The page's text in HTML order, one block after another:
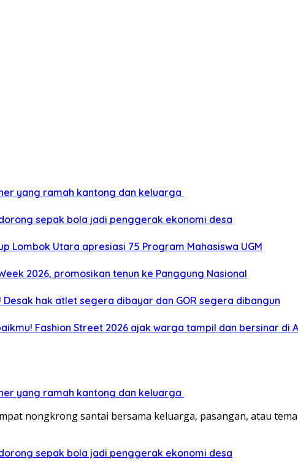
yang ramah kantong dan keluarga
sepak bola jadi penggerak ekonomi desa
Lombok Utara apresiasi 75 Program Mahasiswa UGM
2026, promosikan tenun ke Panggung Nasional
Desak hak atlet segera dibayar dan GOR segera dibangun
Fashion Street 2026 ajak warga tampil dan bersinar di
yang ramah kantong dan keluarga
nongkrong santai bersama keluarga, pasangan, atau
sepak bola jadi penggerak ekonomi desa